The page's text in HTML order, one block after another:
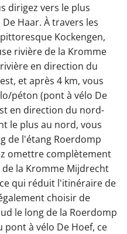
dirigez vers le plus
Haar. À travers les
Kockengen,
rivière de la Kromme
en direction du
et après 4 km, vous
péton (pont à vélo De
en direction du nord-
le plus au nord, vous
de l'étang Roerdomp
omettre complètement
la Kromme Mijdrecht
qui réduit l'itinéraire de
choisir de
le long de la Roerdomp
pont à vélo De Hoef, ce